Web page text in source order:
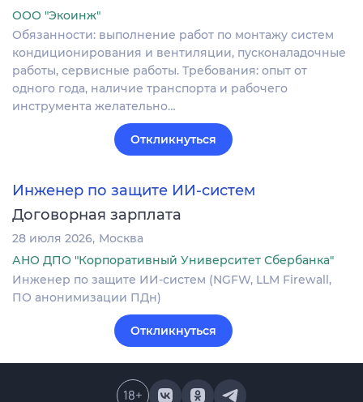
ООО "Экоинж"
Обязанности: выполнение работ по монтажу систем
кондиционирования и вентиляции, пусконаладочные
работы, сервисные работы. Требования: опыт от
одного года, наличие транспорта и рабочего
инструмента желательно…
Откликнуться
Инженер по защите ИИ-систем
Договорная зарплата
28 июля 2026 Москва
АНО ДПО "Корпоративный Университет Сбербанка"
Инженер по защите ИИ-систем (NGFW, LLM Firewall,
ПО анонимизации ПДн)
Откликнуться
18+